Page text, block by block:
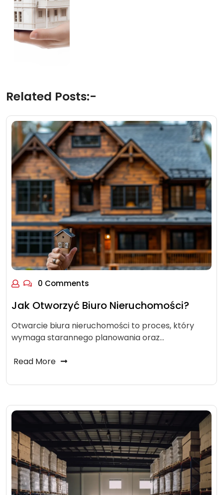
Related Posts:-
0 Comments
Jak Otworzyć Biuro Nieruchomości?
Otwarcie biura nieruchomości to proces, który
wymaga starannego planowania oraz…
Read More